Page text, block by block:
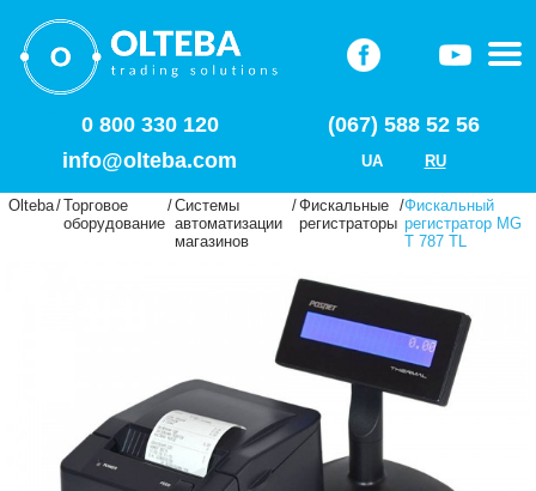
0 800 330 120
(067) 588 52 56
info@olteba.com
UA RU
Olteba/Торговое
оборудование
/Системы
автоматизации
магазинов
/Фискальные
регистраторы
/Фискальный
регистратор MG
T 787 TL